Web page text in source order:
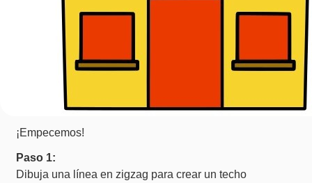
¡Empecemos!
Paso 1:
Dibuja una línea en zigzag para crear un techo